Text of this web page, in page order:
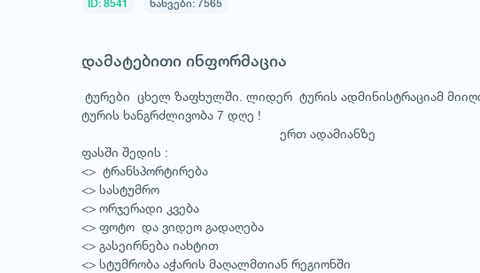
ID: 8541 ნახვები: 7565
დამატებითი ინფორმაცია
ტურები ცხელ ზაფხულში. ლიდერ ტურის ადმინისტრაციამ
ტურის ხანგრძლივობა 7 დღე !
ერთ ადამიანზე
ფასში შედის :
<> ტრანსპორტირება
<> სასტუმრო
<> ორჯერადი კვება
<> ფოტო და ვიდეო გადაღება
<> გასეირნება იახტით
<> სტუმრობა აჭარის მაღალმთიან რეგიონში